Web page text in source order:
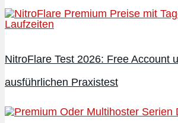
NitroFlare Test 2026: Free Account
ausführlichen Praxistest